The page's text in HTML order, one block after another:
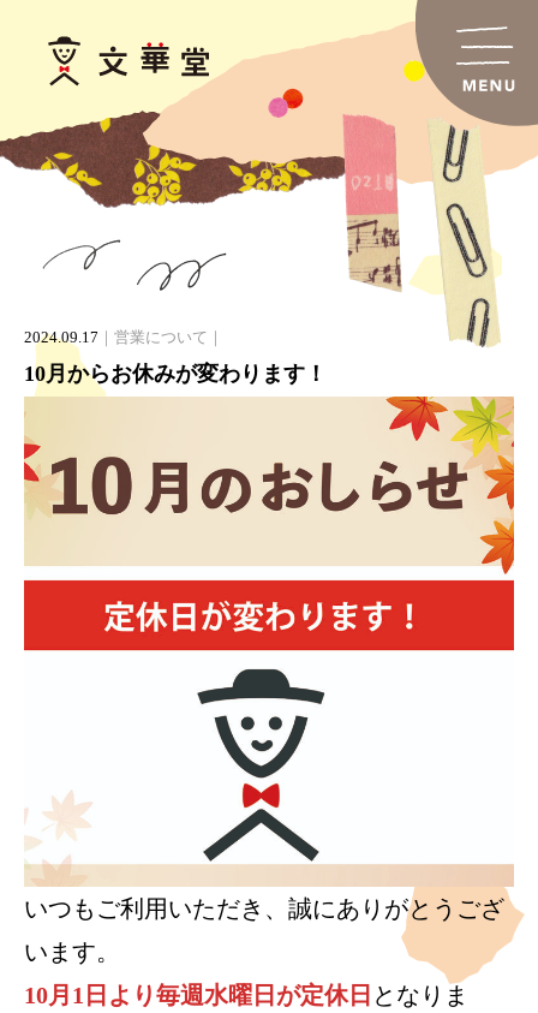
2024.09.17 営業について
10月からお休みが変わります！
いつもご利用いただき、誠にありがとうござ
います。
10月1日より毎週水曜日が定休日 となりま